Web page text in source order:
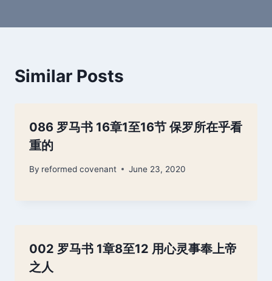
Similar Posts
086 罗马书 16章1至16节 保罗所在乎看
重的
By reformed covenant June 23, 2020
002 罗马书 1章8至12 用心灵事奉上帝
之人